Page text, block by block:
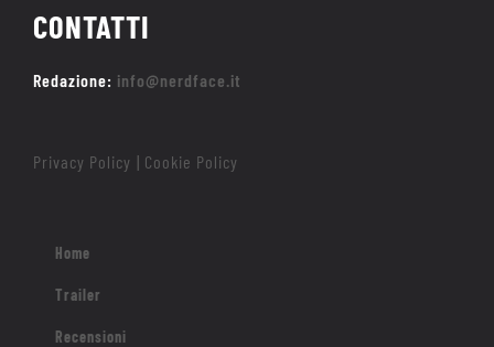
CONTATTI
Redazione: info@nerdface.it
Privacy Policy | Cookie Policy
Home
Trailer
Recensioni